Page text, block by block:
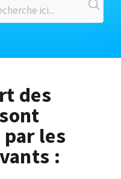
des
les
: